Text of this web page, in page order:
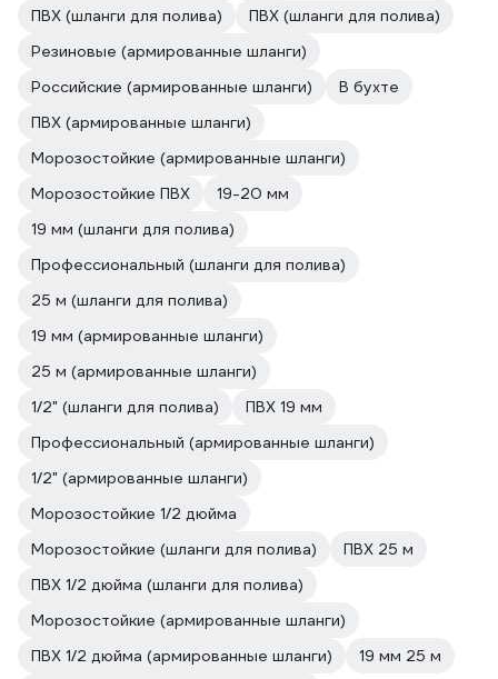
ПВХ (шланги для полива)
ПВХ (шланги для полива)
Резиновые (армированные шланги)
Российские (армированные шланги)
В бухте
ПВХ (армированные шланги)
Морозостойкие (армированные шланги)
Морозостойкие ПВХ
19-20 мм
19 мм (шланги для полива)
Профессиональный (шланги для полива)
25 м (шланги для полива)
19 мм (армированные шланги)
25 м (армированные шланги)
1/2" (шланги для полива)
ПВХ 19 мм
Профессиональный (армированные шланги)
1/2" (армированные шланги)
Морозостойкие 1/2 дюйма
Морозостойкие (шланги для полива)
ПВХ 25 м
ПВХ 1/2 дюйма (шланги для полива)
Морозостойкие (армированные шланги)
ПВХ 1/2 дюйма (армированные шланги)
19 мм 25 м